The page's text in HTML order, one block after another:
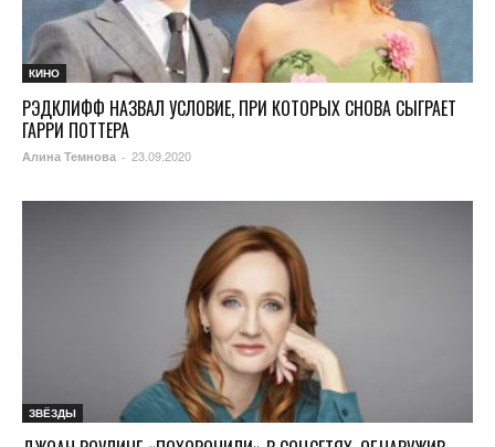
КИНО
РЭДКЛИФФ НАЗВАЛ УСЛОВИЕ, ПРИ КОТОРЫХ СНОВА СЫГРАЕТ
ГАРРИ ПОТТЕРА
Алина Темнова - 23.09.2020
ЗВЁЗДЫ